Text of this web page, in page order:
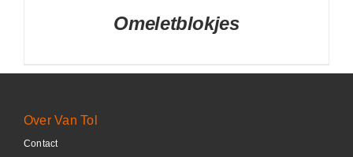
Omeletblokjes
Over Van Tol
Contact